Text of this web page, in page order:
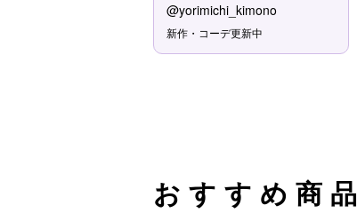
@yorimichi_kimono
新作・コーデ更新中
おすすめ商品